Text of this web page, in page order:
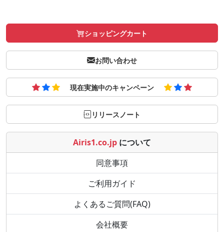
ショッピングカート
お問い合わせ
現在実施中のキャンペーン
リリースノート
Airis1.co.jp について
同意事項
ご利用ガイド
よくあるご質問(FAQ)
会社概要